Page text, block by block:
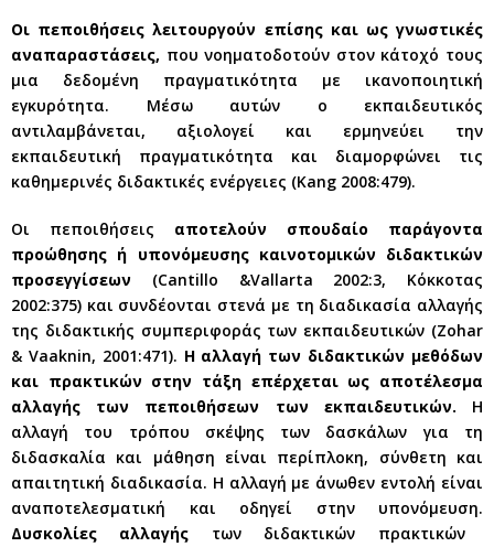
Οι πεποιθήσεις λειτουργούν επίσης και ως γνωστικές
αναπαραστάσεις, που νοηματοδοτούν στον κάτοχό τους
μια δεδομένη πραγματικότητα με ικανοποιητική
εγκυρότητα. Μέσω αυτών ο εκπαιδευτικός
αντιλαμβάνεται, αξιολογεί και ερμηνεύει την
εκπαιδευτική πραγματικότητα και διαμορφώνει τις
καθημερινές διδακτικές ενέργειες (Kang 2008:479).
Οι πεποιθήσεις αποτελούν σπουδαίο παράγοντα
προώθησης ή υπονόμευσης καινοτομικών διδακτικών
προσεγγίσεων (Cantillo &Vallarta 2002:3, Κόκκοτας
2002:375) και συνδέονται στενά με τη διαδικασία αλλαγής
της διδακτικής συμπεριφοράς των εκπαιδευτικών (Zohar
& Vaaknin, 2001:471). Η αλλαγή των διδακτικών μεθόδων
και πρακτικών στην τάξη επέρχεται ως αποτέλεσμα
αλλαγής των πεποιθήσεων των εκπαιδευτικών. Η
αλλαγή του τρόπου σκέψης των δασκάλων για τη
διδασκαλία και μάθηση είναι περίπλοκη, σύνθετη και
απαιτητική διαδικασία. Η αλλαγή με άνωθεν εντολή είναι
αναποτελεσματική και οδηγεί στην υπονόμευση.
Δυσκολίες αλλαγής των διδακτικών πρακτικών